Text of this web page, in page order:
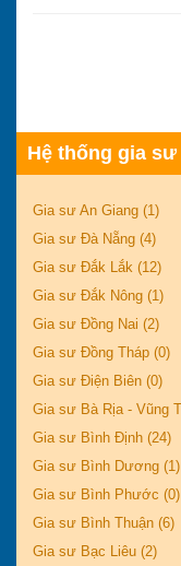
Hệ thống gia
Gia sư An Giang (1)
Gia sư Đà Nẵng (4)
Gia sư Đắk Lắk (12)
Gia sư Đắk Nông (1)
Gia sư Đồng Nai (2)
Gia sư Đồng Tháp (0)
Gia sư Điện Biên (0)
Gia sư Bà Rịa - Vũng
Gia sư Bình Định (24)
Gia sư Bình Dương (1)
Gia sư Bình Phước (0)
Gia sư Bình Thuận (6)
Gia sư Bạc Liêu (2)